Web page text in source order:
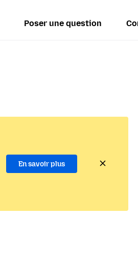
Poser une question
En savoir plus